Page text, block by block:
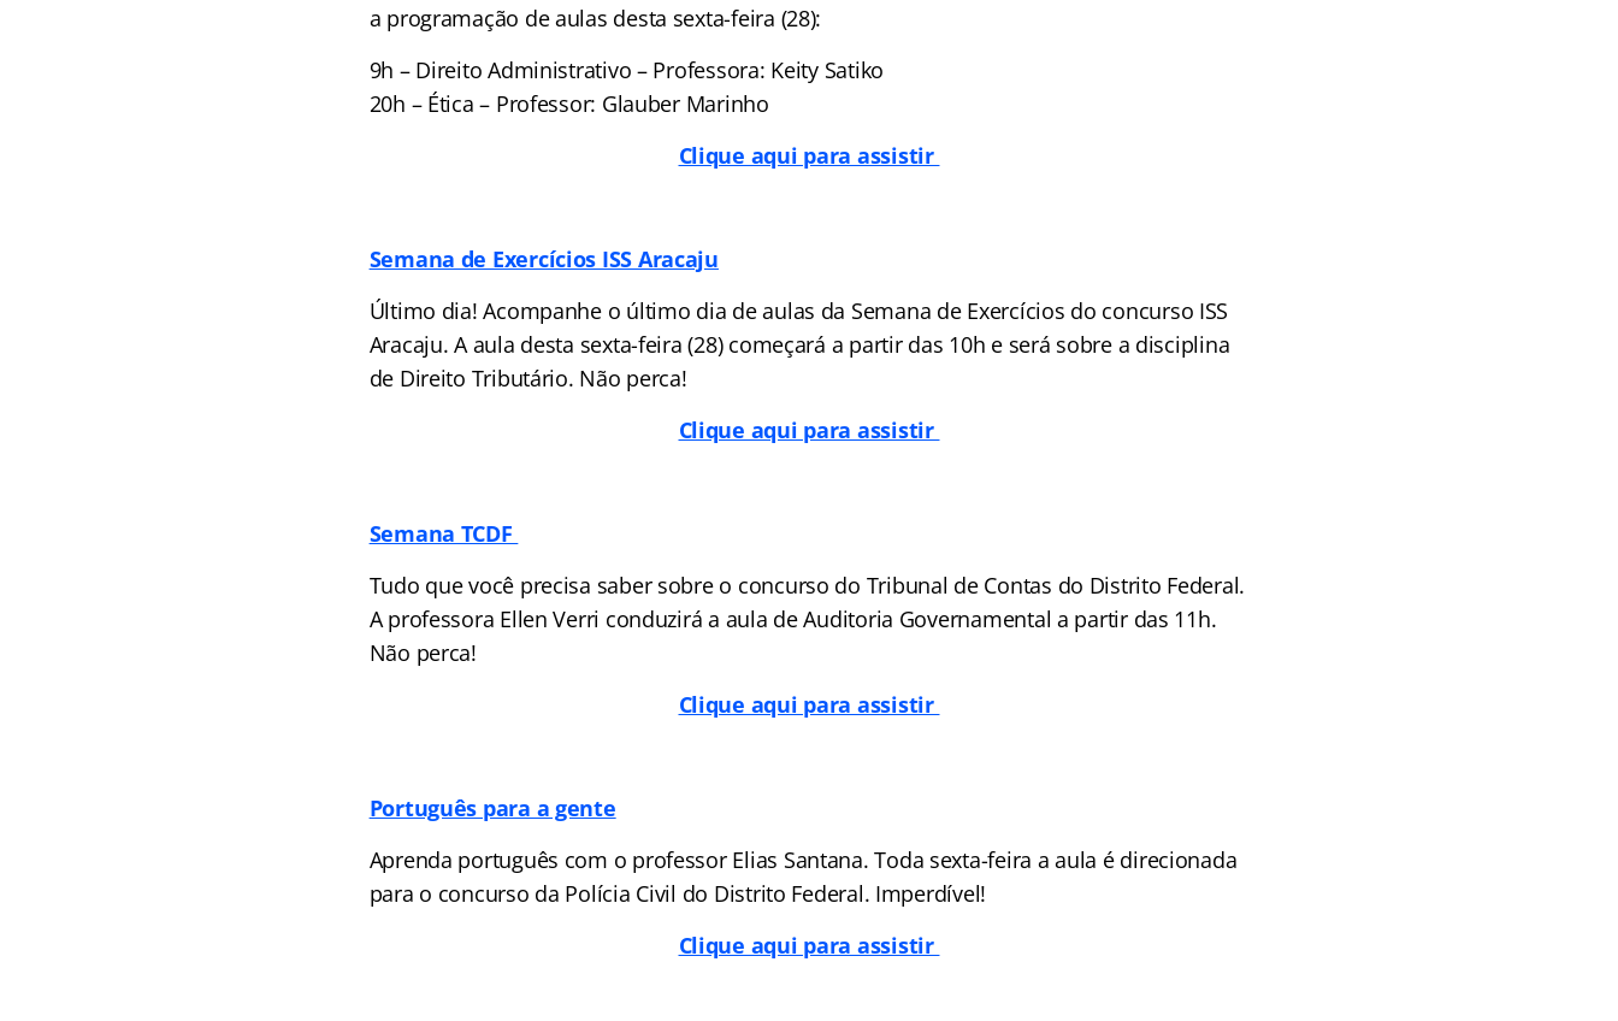
a programação de aulas desta sexta-feira (28):
9h – Direito Administrativo – Professora: Keity Satiko
20h – Ética – Professor: Glauber Marinho
Clique aqui para assistir
Semana de Exercícios ISS Aracaju
Último dia! Acompanhe o último dia de aulas da Semana de Exercícios do concurso ISS
Aracaju. A aula desta sexta-feira (28) começará a partir das 10h e será sobre a disciplina
de Direito Tributário. Não perca!
Clique aqui para assistir
Semana TCDF
Tudo que você precisa saber sobre o concurso do Tribunal de Contas do Distrito Federal.
A professora Ellen Verri conduzirá a aula de Auditoria Governamental a partir das 11h.
Não perca!
Clique aqui para assistir
Português para a gente
Aprenda português com o professor Elias Santana. Toda sexta-feira a aula é direcionada
para o concurso da Polícia Civil do Distrito Federal. Imperdível!
Clique aqui para assistir